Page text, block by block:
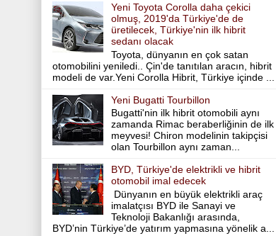
Yeni Toyota Corolla daha çekici
olmuş, 2019'da Türkiye'de de
üretilecek, Türkiye'nin ilk hibrit
sedanı olacak
Toyota, dünyanın en çok satan
otomobilini yeniledi.. Çin'de tanıtılan aracın, hibrit
modeli de var.Yeni Corolla Hibrit, Türkiye içinde ...
Yeni Bugatti Tourbillon
Bugatti'nin ilk hibrit otomobili aynı
zamanda Rimac beraberliğinin de ilk
meyvesi! Chiron modelinin takipçisi
olan Tourbillon aynı zaman...
BYD, Türkiye'de elektrikli ve hibrit
otomobil imal edecek
Dünyanın en büyük elektrikli araç
imalatçısı BYD ile Sanayi ve
Teknoloji Bakanlığı arasında,
BYD’nin Türkiye’de yatırım yapmasına yönelik a...